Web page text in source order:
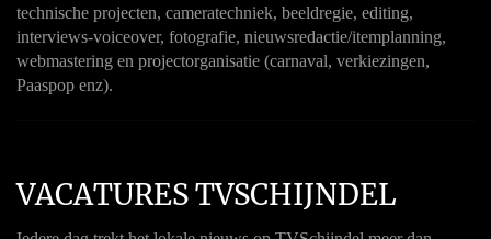
technische projecten, cameratechniek, beeldregie, editing,
interviews-voiceover, fotografie, nieuwsredactie/itemplanning,
webmastering en projectorganisatie (carnaval, verkiezingen,
Paaspop enz).
VACATURES TVSCHIJNDEL